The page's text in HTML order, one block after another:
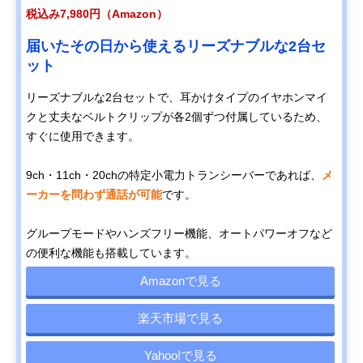
税込み7,980円（Amazon）
届いたその日から使えるリーズナブルな2台セ
ット
リーズナブルな2台セットで、耳かけタイプのイヤホンマイ
クと丈夫なベルトクリップが各2個ずつ付属しているため、
すぐに使用できます。
9ch・11ch・20chの特定小電力トランシーバーであれば、
メ
ーカーを問わず通話が可能です。
グループモードやハンズフリー機能、オートパワーオフなど
の便利な機能も搭載しています。
Amazonで見る
楽天市場で見る
Yahoo!で見る